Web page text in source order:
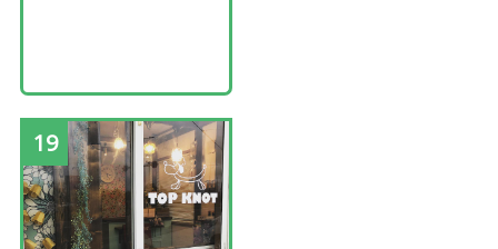
19